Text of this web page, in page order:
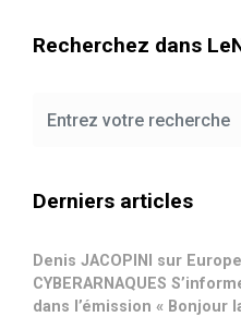
Recherchez dans
Derniers articles
Denis JACOPINI sur
CYBERARNAQUES
dans l’émission « Bonjour